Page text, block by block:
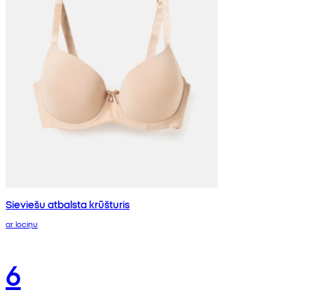
Sieviešu atbalsta krūšturis
ar lociņu
6